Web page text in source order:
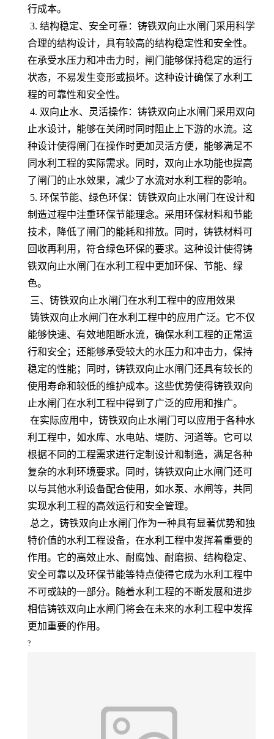
行成本。
3. 结构稳定、安全可靠：铸铁双向止水闸门采用科学
合理的结构设计，具有较高的结构稳定性和安全性。
在承受水压力和冲击力时，闸门能够保持稳定的运行
状态，不易发生变形或损坏。这种设计确保了水利工
程的可靠性和安全性。
4. 双向止水、灵活操作：铸铁双向止水闸门采用双向
止水设计，能够在关闭时同时阻止上下游的水流。这
种设计使得闸门在操作时更加灵活方便，能够满足不
同水利工程的实际需求。同时，双向止水功能也提高
了闸门的止水效果，减少了水流对水利工程的影响。
5. 环保节能、绿色环保：铸铁双向止水闸门在设计和
制造过程中注重环保节能理念。采用环保材料和节能
技术，降低了闸门的能耗和排放。同时，铸铁材料可
回收再利用，符合绿色环保的要求。这种设计使得铸
铁双向止水闸门在水利工程中更加环保、节能、绿
色。
三、铸铁双向止水闸门在水利工程中的应用效果
铸铁双向止水闸门在水利工程中的应用广泛。它不仅
能够快速、有效地阻断水流，确保水利工程的正常运
行和安全；还能够承受较大的水压力和冲击力，保持
稳定的性能；同时，铸铁双向止水闸门还具有较长的
使用寿命和较低的维护成本。这些优势使得铸铁双向
止水闸门在水利工程中得到了广泛的应用和推广。
在实际应用中，铸铁双向止水闸门可以应用于各种水
利工程中，如水库、水电站、堤防、河道等。它可以
根据不同的工程需求进行定制设计和制造，满足各种
复杂的水利环境要求。同时，铸铁双向止水闸门还可
以与其他水利设备配合使用，如水泵、水闸等，共同
实现水利工程的高效运行和安全管理。
总之，铸铁双向止水闸门作为一种具有显著优势和独
特价值的水利工程设备，在水利工程中发挥着重要的
作用。它的高效止水、耐腐蚀、耐磨损、结构稳定、
安全可靠以及环保节能等特点使得它成为水利工程中
不可或缺的一部分。随着水利工程的不断发展和进步
相信铸铁双向止水闸门将会在未来的水利工程中发挥
更加重要的作用。
?